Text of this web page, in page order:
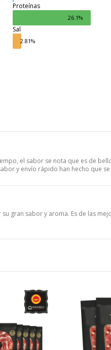
Proteínas
26.1%
Sal
2.81%
el sabor se nota que es de
y envío rápido han hecho que
gran sabor y aroma. Es de las